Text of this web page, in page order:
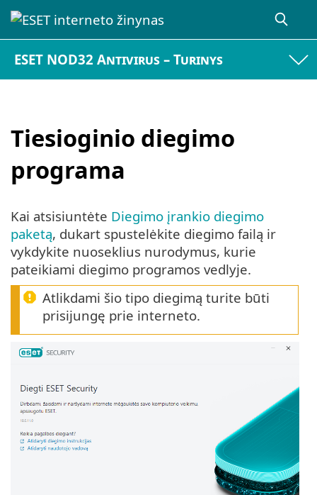
ESET NOD32 Antivirus – Turinys
Tiesioginio diegimo
programa
Kai atsisiuntėte Diegimo įrankio diegimo
paketą, dukart spustelėkite diegimo failą ir
vykdykite nuoseklius nurodymus, kurie
pateikiami diegimo programos vedlyje.
Atlikdami šio tipo diegimą turite būti
prisijungę prie interneto.